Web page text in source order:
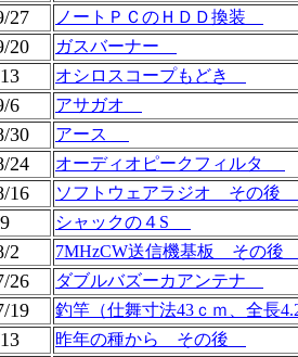
27 ノートＰＣのＨＤＤ換装
20 ガスバーナー
オシロスコープもどき
6 アサガオ
30 アース
24 オーディオピークフィルタ
16 ソフトウェアラジオ その後
シャックの４S
2 7MHzCW送信機基板 その後
26 ダブルバズーカアンテナ
19 釣竿（仕舞寸法43ｃｍ、全長
昨年の種から その後